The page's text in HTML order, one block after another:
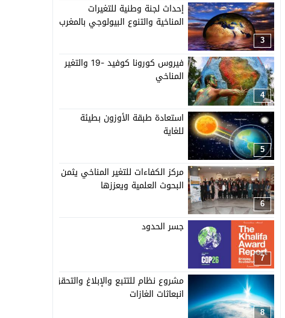
3
إحداث لجنة وطنية للتغيرات
المناخية والتنوع البيولوجي بالمغرب
4
فيروس كورونا كوفيد -19 والتغير
المناخي
5
استعادة طبقة الأوزون بطيئة
للغاية
6
مركز الكفاءات للتغير المناخي يثمن
البحوث العلمية ويعززها
7
جسر الحدود
8
مشروع نظام للتتبع والإبلاغ والتحقق من
انبعاثات الغازات